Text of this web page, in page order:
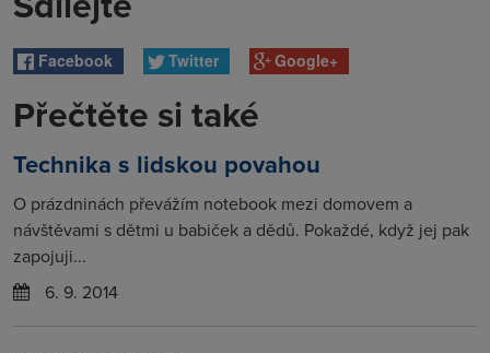
Facebook Twitter Google+
Přečtěte si také
Technika s lidskou povahou
O prázdninách převážím notebook mezi domovem a
návštěvami s dětmi u babiček a dědů. Pokaždé, když jej pak
zapojuji...
6. 9. 2014